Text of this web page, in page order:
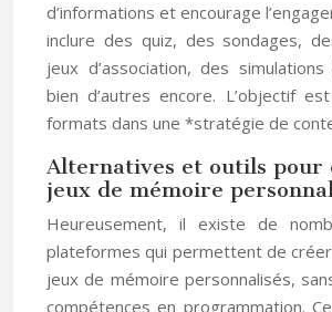
d’informations et encourage
inclure des quiz, des sondages,
jeux d’association, des
bien d’autres encore. L’objectif
formats dans une *stratégie de
Alternatives et outils pour
jeux de mémoire
Heureusement, il existe de
plateformes qui permettent de
jeux de mémoire personnalisés,
compétences en programmation.